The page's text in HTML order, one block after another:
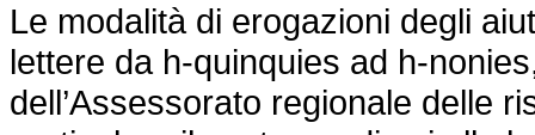
Le modalità di erogazioni degli
lettere da h-quinquies ad h-
dell’Assessorato regionale delle